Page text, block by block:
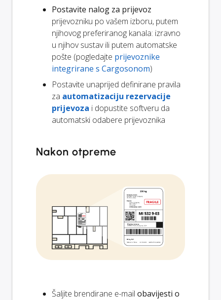
Postavite nalog za prijevoz
prijevozniku po vašem izboru, putem
njihovog preferiranog kanala: izravno
u njihov sustav ili putem automatske
pošte (pogledajte prijevoznike
integrirane s Cargosonom)
Postavite unaprijed definirane pravila
za automatizaciju rezervacije
prijevoza i dopustite softveru da
automatski odabere prijevoznika
Nakon otpreme
Šaljite brendirane e-mail obavijesti o